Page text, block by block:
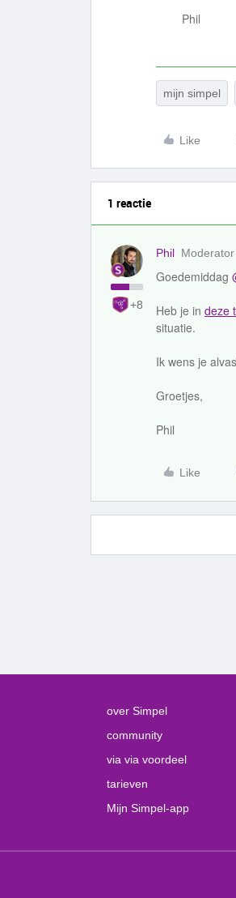
Phil
mijn simpel
Like
1 reactie
+8
Phil Moderator
Goedemiddag
Heb je in deze
situatie.
Ik wens je
Groetjes,
Phil
Like
over Simpel
community
via via voordeel
tarieven
Mijn Simpel-app